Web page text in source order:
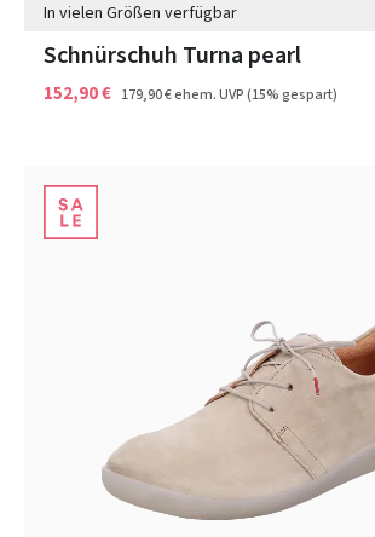
In vielen Größen verfügbar
Schnürschuh Turna pearl
152,90 € 179,90 €ehem. UVP(15% gespart)